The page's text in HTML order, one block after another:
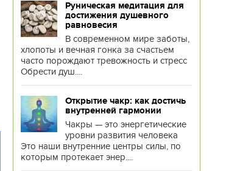
Руническая медитация для
достижения душевного
равновесия
В современном мире заботы,
хлопоты и вечная гонка за счастьем
часто порождают тревожность и стресс
Обрести душ....
Открытие чакр: как достичь
внутренней гармонии
Чакры — это энергетические
уровни развития человека
Это наши внутренние центры силы, по
которым протекает энер....